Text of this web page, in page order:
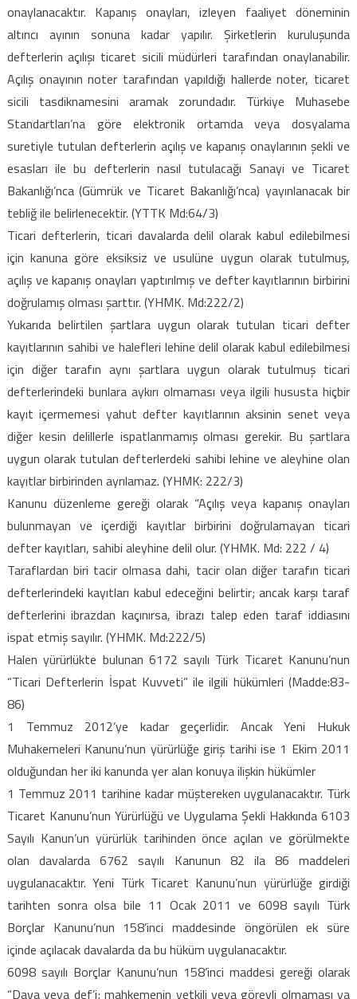
onaylanacaktır. Kapanış onayları, izleyen faaliyet döneminin
altıncı ayının sonuna kadar yapılır. Şirketlerin kuruluşunda
defterlerin açılışı ticaret sicili müdürleri tarafından onaylanabilir.
Açılış onayının noter tarafından yapıldığı hallerde noter, ticaret
sicili tasdiknamesini aramak zorundadır. Türkiye Muhasebe
Standartları’na göre elektronik ortamda veya dosyalama
suretiyle tutulan defterlerin açılış ve kapanış onaylarının şekli ve
esasları ile bu defterlerin nasıl tutulacağı Sanayi ve Ticaret
Bakanlığı’nca (Gümrük ve Ticaret Bakanlığı’nca) yayınlanacak bir
tebliğ ile belirlenecektir. (YTTK Md:64/3)
Ticari defterlerin, ticari davalarda delil olarak kabul edilebilmesi
için kanuna göre eksiksiz ve usulüne uygun olarak tutulmuş,
açılış ve kapanış onayları yaptırılmış ve defter kayıtlarının birbirini
doğrulamış olması şarttır. (YHMK. Md:222/2)
Yukarıda belirtilen şartlara uygun olarak tutulan ticari defter
kayıtlarının sahibi ve halefleri lehine delil olarak kabul edilebilmesi
için diğer tarafın aynı şartlara uygun olarak tutulmuş ticari
defterlerindeki bunlara aykırı olmaması veya ilgili hususta hiçbir
kayıt içermemesi yahut defter kayıtlarının aksinin senet veya
diğer kesin delillerle ispatlanmamış olması gerekir. Bu şartlara
uygun olarak tutulan defterlerdeki sahibi lehine ve aleyhine olan
kayıtlar birbirinden ayrılamaz. (YHMK: 222/3)
Kanunu düzenleme gereği olarak “Açılış veya kapanış onayları
bulunmayan ve içerdiği kayıtlar birbirini doğrulamayan ticari
defter kayıtları, sahibi aleyhine delil olur. (YHMK. Md: 222 / 4)
Taraflardan biri tacir olmasa dahi, tacir olan diğer tarafın ticari
defterlerindeki kayıtları kabul edeceğini belirtir; ancak karşı taraf
defterlerini ibrazdan kaçınırsa, ibrazı talep eden taraf iddiasını
ispat etmiş sayılır. (YHMK. Md:222/5)
Halen yürürlükte bulunan 6172 sayılı Türk Ticaret Kanunu’nun
“Ticari Defterlerin İspat Kuvveti” ile ilgili hükümleri (Madde:83-
86)
1 Temmuz 2012’ye kadar geçerlidir. Ancak Yeni Hukuk
Muhakemeleri Kanunu’nun yürürlüğe giriş tarihi ise 1 Ekim 2011
olduğundan her iki kanunda yer alan konuya ilişkin hükümler
1 Temmuz 2011 tarihine kadar müştereken uygulanacaktır. Türk
Ticaret Kanunu’nun Yürürlüğü ve Uygulama Şekli Hakkında 6103
Sayılı Kanun’un yürürlük tarihinden önce açılan ve görülmekte
olan davalarda 6762 sayılı Kanunun 82 ila 86 maddeleri
uygulanacaktır. Yeni Türk Ticaret Kanunu’nun yürürlüğe girdiği
tarihten sonra olsa bile 11 Ocak 2011 ve 6098 sayılı Türk
Borçlar Kanunu’nun 158’inci maddesinde öngörülen ek süre
içinde açılacak davalarda da bu hüküm uygulanacaktır.
6098 sayılı Borçlar Kanunu’nun 158’inci maddesi gereği olarak
“Dava veya def’i; mahkemenin yetkili veya görevli olmaması ya